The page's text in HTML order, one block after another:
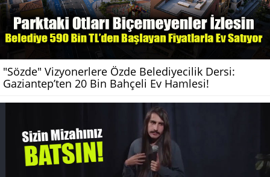
"Sözde" Vizyonerlere Özde Belediyecilik Dersi:
Gaziantep’ten 20 Bin Bahçeli Ev Hamlesi!